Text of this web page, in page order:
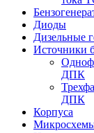
Диоды
Дизельные
Источники
ДПК
ДПК
Корпуса